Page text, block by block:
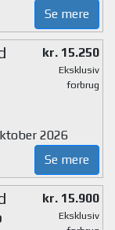
Se mere
kr. 15.250
Eksklusiv
forbrug
2026
Se mere
kr. 15.900
Eksklusiv